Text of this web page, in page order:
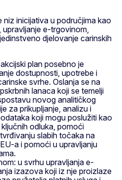
niz inicijativa u područjima kao
e-trgovinom,
djelovanje carinskih
plan posebno je
dostupnosti, upotrebe i
svrhe. Oslanja se na
lanaca koji se temelji
novog analitičkog
za prikupljanje, analizu i
koji mogu poslužiti kao
odluka, pomoći
slabih točaka na
a i pomoći u upravljanju
u svrhu upravljanja e-
izazova koji iz nje proizlaze